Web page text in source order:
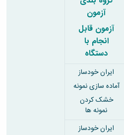
آزمون
آزمون قابل
انجام با
دستگاه
ایران خودساز
آماده سازی نمونه
خشک کردن
نمونه ها
ایران خودساز